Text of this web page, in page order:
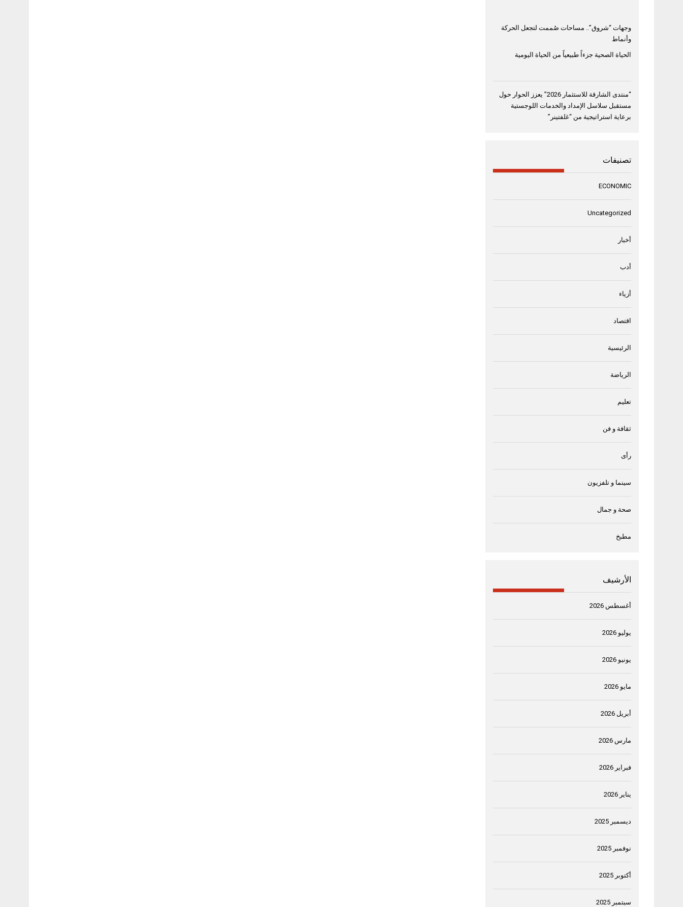
وجهات “شروق”.. مساحات صُممت لتجعل الحركة
وأنماط
الحياة الصحية جزءاً طبيعياً من الحياة اليومية
“منتدى الشارقة للاستثمار 2026” يعزز الحوار حول
مستقبل سلاسل الإمداد والخدمات اللوجستية
برعاية استراتيجية من “غلفتينر”
تصنيفات
ECONOMIC
Uncategorized
أخبار
أدب
أزياء
اقتصاد
الرئيسية
الرياضة
تعليم
ثقافة و فن
رأى
سينما و تلفزيون
صحة و جمال
مطبخ
الأرشيف
أغسطس 2026
يوليو 2026
يونيو 2026
مايو 2026
أبريل 2026
مارس 2026
فبراير 2026
يناير 2026
ديسمبر 2025
نوفمبر 2025
أكتوبر 2025
سبتمبر 2025